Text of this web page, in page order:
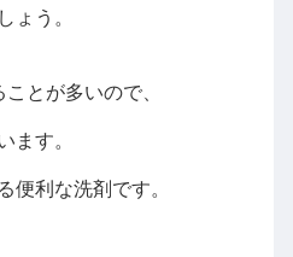
ょう。
とが多いので、
ます。
便利な洗剤です。